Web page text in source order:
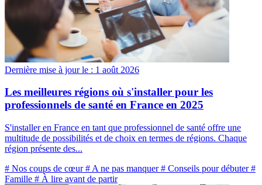
Dernière mise à jour le : 1 août 2026
Les meilleures régions où s'installer pour les
professionnels de santé en France en 2025
S'installer en France en tant que professionnel de santé offre une
multitude de possibilités et de choix en termes de régions. Chaque
région présente des...
# Nos coups de cœur # A ne pas manquer # Conseils pour débuter #
Famille # À lire avant de partir